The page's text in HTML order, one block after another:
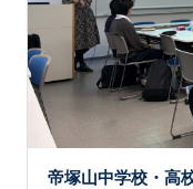
帝塚山中学校・高